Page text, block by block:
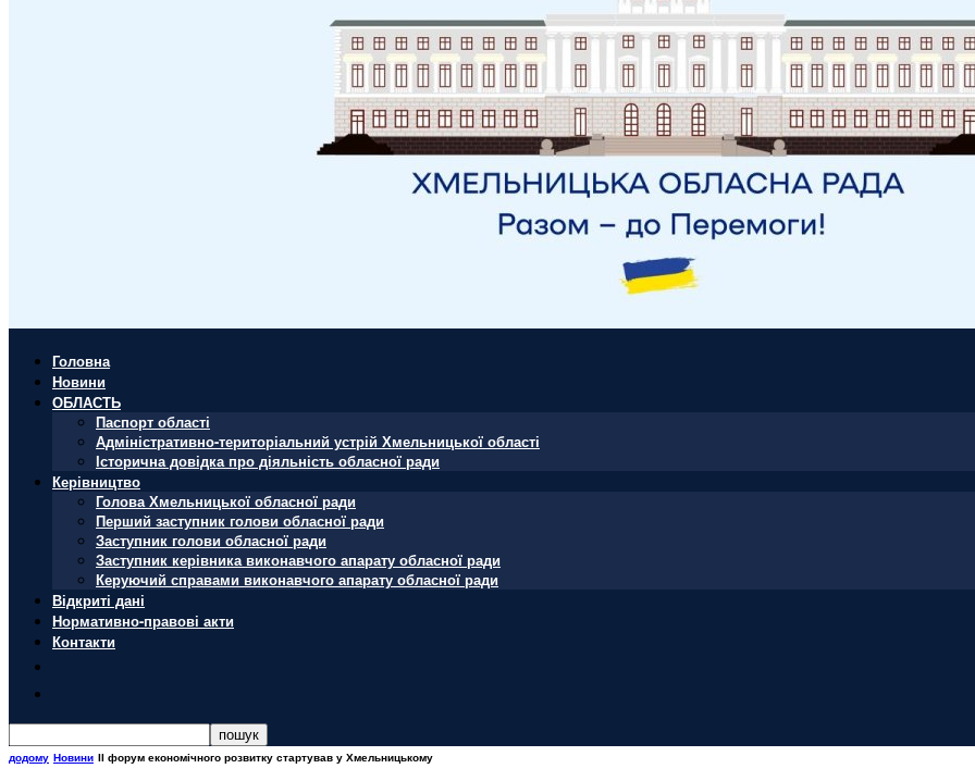
Головна
Новини
ОБЛАСТЬ
Паспорт області
Адміністративно-територіальний устрій Хмельницької області
Історична довідка про діяльність обласної ради
Керівництво
Голова Хмельницької обласної ради
Перший заступник голови обласної ради
Заступник голови обласної ради
Заступник керівника виконавчого апарату обласної ради
Керуючий справами виконавчого апарату обласної ради
Відкриті дані
Нормативно-правові акти
Контакти
додому Новини ІІ форум економічного розвитку стартував у Хмельницькому